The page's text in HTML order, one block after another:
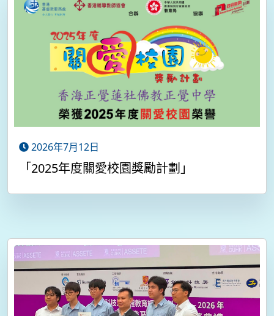
2026年7月12日
「2025年度關愛校園獎勵計劃」